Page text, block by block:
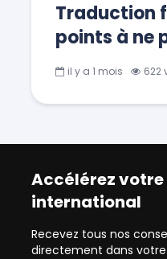
Traduction
points à ne
il y a 1 mois 622
Accélérez
international
Recevez tous nos
directement dans